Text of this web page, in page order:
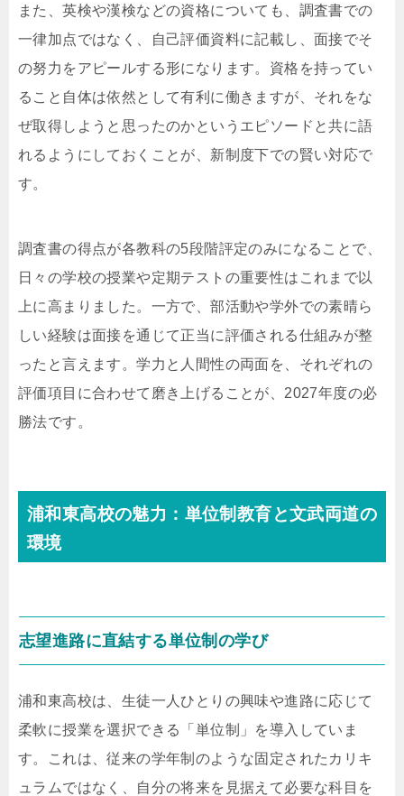
また、英検や漢検などの資格についても、調査書での
一律加点ではなく、自己評価資料に記載し、面接でそ
の努力をアピールする形になります。資格を持ってい
ること自体は依然として有利に働きますが、それをな
ぜ取得しようと思ったのかというエピソードと共に語
れるようにしておくことが、新制度下での賢い対応で
す。
調査書の得点が各教科の5段階評定のみになることで、
日々の学校の授業や定期テストの重要性はこれまで以
上に高まりました。一方で、部活動や学外での素晴ら
しい経験は面接を通じて正当に評価される仕組みが整
ったと言えます。学力と人間性の両面を、それぞれの
評価項目に合わせて磨き上げることが、2027年度の必
勝法です。
浦和東高校の魅力：単位制教育と文武両道の
環境
志望進路に直結する単位制の学び
浦和東高校は、生徒一人ひとりの興味や進路に応じて
柔軟に授業を選択できる「単位制」を導入していま
す。これは、従来の学年制のような固定されたカリキ
ュラムではなく、自分の将来を見据えて必要な科目を